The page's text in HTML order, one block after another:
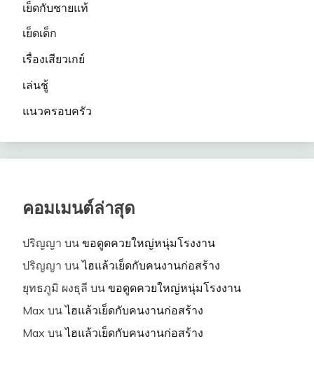
เย็ดกับชายแท้
เย็ดเด็ก
เรื่องเสียวเกย์
เล่นชู้
แนวครอบครัว
คอมเมนต์ล่าสุด
ปริญญา บน ขอดูดควยใหญ่หนุ่มโรงงาน
ปริญญา บนไฮแล้วเย็ดกับคนงานก่อสร้าง
ยุทธภูมิ ผงธุลี บน ขอดูดควยใหญ่หนุ่มโรงงาน
Max บนไฮแล้วเย็ดกับคนงานก่อสร้าง
Max บนไฮแล้วเย็ดกับคนงานก่อสร้าง